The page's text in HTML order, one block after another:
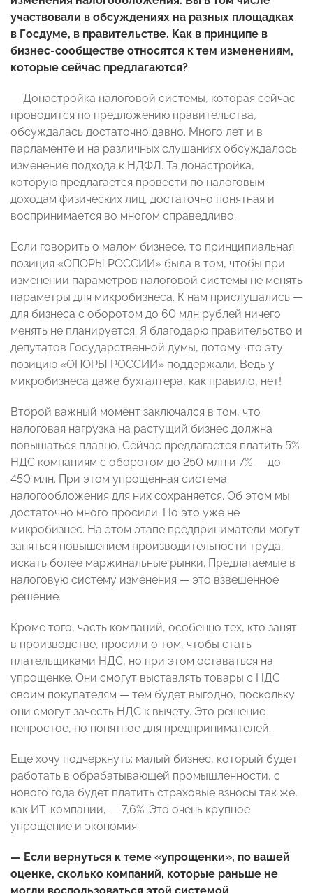
участвовали в обсуждениях на разных площадках
в Госдуме, в правительстве. Как в принципе в
бизнес-сообществе относятся к тем изменениям,
которые сейчас предлагаются?
— Донастройка налоговой системы, которая сейчас
проводится по предложению правительства,
обсуждалась достаточно давно. Много лет и в
парламенте и на различных слушаниях обсуждалось
изменение подхода к НДФЛ. Та донастройка,
которую предлагается провести по налоговым
доходам физических лиц, достаточно понятная и
воспринимается во многом справедливо.
Если говорить о малом бизнесе, то принципиальная
позиция «ОПОРЫ РОССИИ» была в том, чтобы при
изменении параметров налоговой системы не менять
параметры для микробизнеса. К нам прислушались —
для бизнеса с оборотом до 60 млн рублей ничего
менять не планируется. Я благодарю правительство и
депутатов Государственной думы, потому что эту
позицию «ОПОРЫ РОССИИ» поддержали. Ведь у
микробизнеса даже бухгалтера, как правило, нет!
Второй важный момент заключался в том, что
налоговая нагрузка на растущий бизнес должна
повышаться плавно. Сейчас предлагается платить 5%
НДС компаниям с оборотом до 250 млн и 7% — до
450 млн. При этом упрощенная система
налогообложения для них сохраняется. Об этом мы
достаточно много просили. Но это уже не
микробизнес. На этом этапе предприниматели могут
заняться повышением производительности труда,
искать более маржинальные рынки. Предлагаемые в
налоговую систему изменения — это взвешенное
решение.
Кроме того, часть компаний, особенно тех, кто занят
в производстве, просили о том, чтобы стать
плательщиками НДС, но при этом оставаться на
упрощенке. Они смогут выставлять товары с НДС
своим покупателям — тем будет выгодно, поскольку
они смогут зачесть НДС к вычету. Это решение
непростое, но понятное для предпринимателей.
Еще хочу подчеркнуть: малый бизнес, который будет
работать в обрабатывающей промышленности, с
нового года будет платить страховые взносы так же,
как ИТ-компании, — 7,6%. Это очень крупное
упрощение и экономия.
— Если вернуться к теме «упрощенки», по вашей
оценке, сколько компаний, которые раньше не